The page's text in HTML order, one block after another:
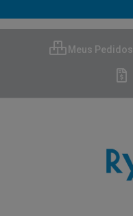
Meus Pedidos